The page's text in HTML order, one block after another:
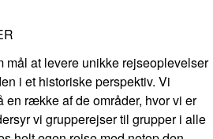
mål at levere unikke rejseoplevelser
i et historiske perspektiv. Vi
en række af de områder, hvor vi er
vi grupperejser til grupper i alle